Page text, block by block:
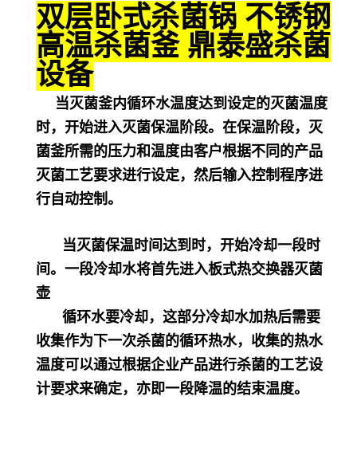
双层卧式杀菌锅 不锈钢
高温杀菌釜 鼎泰盛杀菌
设备
当灭菌釜内循环水温度达到设定的灭菌温度
时，开始进入灭菌保温阶段。在保温阶段，灭
菌釜所需的压力和温度由客户根据不同的产品
灭菌工艺要求进行设定，然后输入控制程序进
行自动控制。
当灭菌保温时间达到时，开始冷却一段时
间。一段冷却水将首先进入板式热交换器灭菌
壶
循环水要冷却，这部分冷却水加热后需要
收集作为下一次杀菌的循环热水，收集的热水
温度可以通过根据企业产品进行杀菌的工艺设
计要求来确定，亦即一段降温的结束温度。